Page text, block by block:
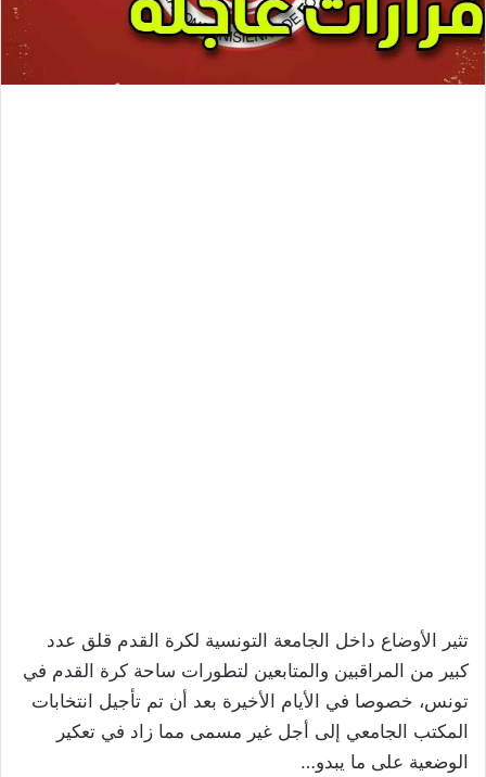
تثير الأوضاع داخل الجامعة التونسية لكرة القدم قلق عدد
كبير من المراقبين والمتابعين لتطورات ساحة كرة القدم في
تونس، خصوصا في الأيام الأخيرة بعد أن تم تأجيل انتخابات
المكتب الجامعي إلى أجل غير مسمى مما زاد في تعكير
الوضعية على ما يبدو…